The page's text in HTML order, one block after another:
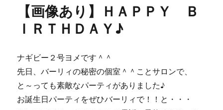
ー
で
ら、
な
美
【画像あり】ＨＡＰＰＹ Ｂ
ＩＲＴＨＤＡＹ♪
ナギビー２号ヨメです＾＾
先日、バーリィの秘密の個室＾＾ことサロンで、
と～っても素敵なパーティがありました♪
お誕生日パーティをぜひバーリィで！！と・・・